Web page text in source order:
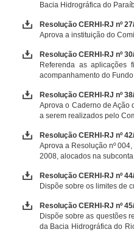
Bacia Hidrográfica do
Resolução CERHI-RJ nº
Aprova a instituição do
Resolução CERHI-RJ nº
Referenda as
acompanhamento do
Resolução CERHI-RJ nº
Aprova o Caderno de Ação
a serem realizados pelo
Resolução CERHI-RJ nº
Aprova a Resolução nº
2008, alocados na
Resolução CERHI-RJ nº
Dispõe sobre os limites de
Resolução CERHI-RJ nº
Dispõe sobre as questões
da Bacia Hidrográfica do